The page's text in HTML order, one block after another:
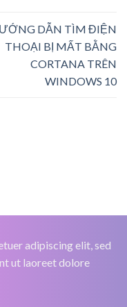
DẪN TÌM ĐIỆN
THOẠI BỊ MẤT BẰNG
CORTANA TRÊN
WINDOWS 10
adipiscing elit, sed
ut laoreet dolore